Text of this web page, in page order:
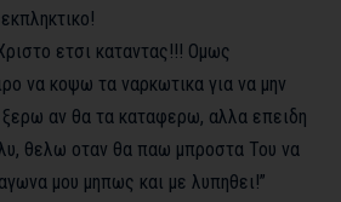
ετσι καταντας!!! Ομως
να κοψω τα ναρκωτικα για να μην
αν θα τα καταφερω, αλλα επειδη
θελω οταν θα παω μπροστα Του να
μου μηπως και με λυπηθει!”